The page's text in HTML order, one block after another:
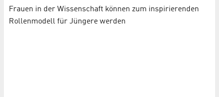
Frauen in der Wissenschaft können zum inspirierenden
Rollenmodell für Jüngere werden